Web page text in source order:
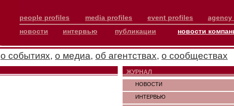
people profiles media profiles event profiles agency
новости
интервью публикации новости
о событиях, о медиа, об агентствах, о сообществах
ЖУРНАЛ
НОВОСТИ
ИНТЕРВЬЮ